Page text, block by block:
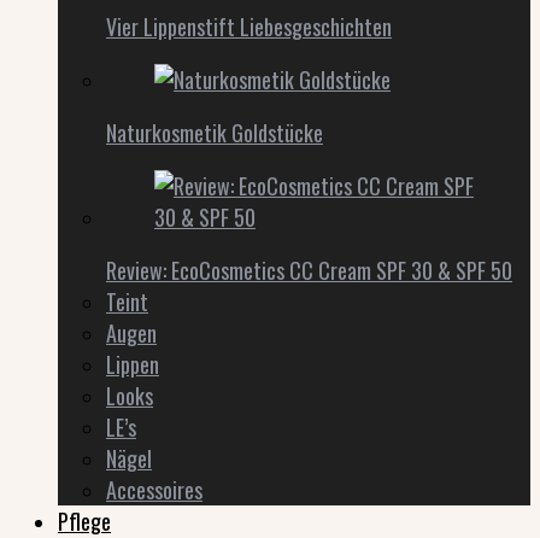
Vier Lippenstift Liebesgeschichten
Naturkosmetik Goldstücke
Review: EcoCosmetics CC Cream SPF 30 & SPF 50
Teint
Augen
Lippen
Looks
LE’s
Nägel
Accessoires
Pflege